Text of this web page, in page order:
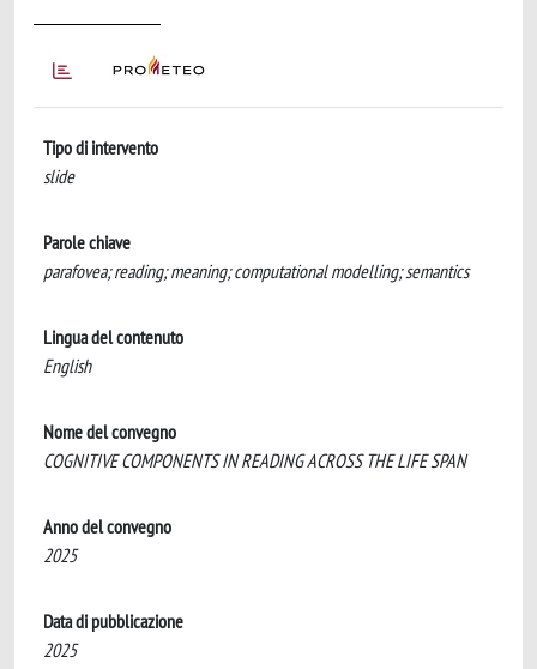
Tipo di intervento
slide
Parole chiave
parafovea; reading; meaning; computational modelling; semantics
Lingua del contenuto
English
Nome del convegno
COGNITIVE COMPONENTS IN READING ACROSS THE LIFE SPAN
Anno del convegno
2025
Data di pubblicazione
2025